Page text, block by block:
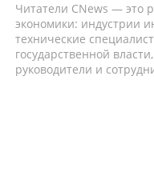
Читатели CNews — это
экономики: индустрии
технические
государственной
руководители и